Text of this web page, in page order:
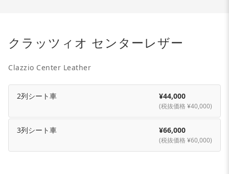
クラッツィオ センターレザー
Clazzio Center Leather
2列シート車 ¥44,000
(税抜価格 ¥40,000)
3列シート車 ¥66,000
(税抜価格 ¥60,000)